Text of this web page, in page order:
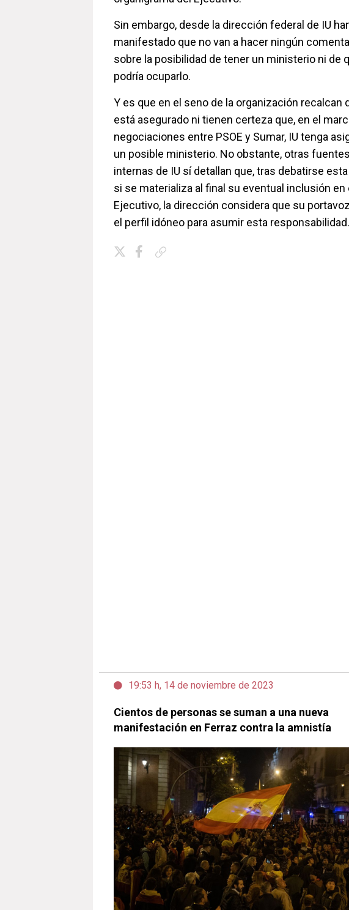
Sin embargo, desde la dirección federal de IU
manifestado que no van a hacer ningún
sobre la posibilidad de tener un ministerio ni de
podría ocuparlo.
Y es que en el seno de la organización recalcan
está asegurado ni tienen certeza que, en el
negociaciones entre PSOE y Sumar, IU tenga
un posible ministerio. No obstante, otras fuentes
internas de IU sí detallan que, tras debatirse
si se materializa al final su eventual inclusión en
Ejecutivo, la dirección considera que su
el perfil idóneo para asumir esta responsabilidad.
19:53 h, 14 de noviembre de 2023
Cientos de personas se suman a una nueva
manifestación en Ferraz contra la amnistía